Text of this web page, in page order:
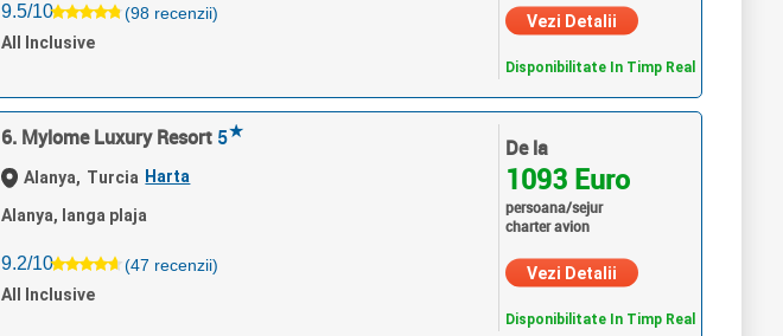
Vezi Detalii
Disponibilitate In Timp Real
9.5/10
(98 recenzii)
All Inclusive
De la
1093 Euro
persoana/sejur
charter avion
Vezi Detalii
Disponibilitate In Timp Real
6. Mylome Luxury Resort 5★
Alanya, Turcia Harta
Alanya, langa plaja
9.2/10
(47 recenzii)
All Inclusive